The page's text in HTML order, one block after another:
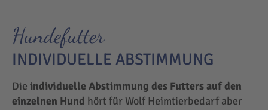
Hundefutter
INDIVIDUELLE ABSTIMMUNG
Die individuelle Abstimmung des Futters auf den
einzelnen Hund hört für Wolf Heimtierbedarf aber